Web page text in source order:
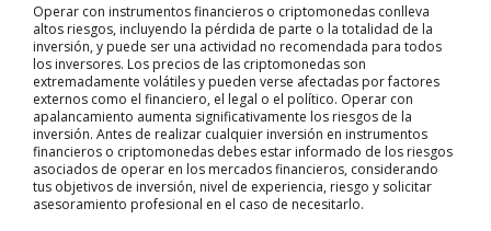
Operar con instrumentos financieros o criptomonedas conlleva
altos riesgos, incluyendo la pérdida de parte o la totalidad de la
inversión, y puede ser una actividad no recomendada para todos
los inversores. Los precios de las criptomonedas son
extremadamente volátiles y pueden verse afectadas por factores
externos como el financiero, el legal o el político. Operar con
apalancamiento aumenta significativamente los riesgos de la
inversión. Antes de realizar cualquier inversión en instrumentos
financieros o criptomonedas debes estar informado de los riesgos
asociados de operar en los mercados financieros, considerando
tus objetivos de inversión, nivel de experiencia, riesgo y solicitar
asesoramiento profesional en el caso de necesitarlo.